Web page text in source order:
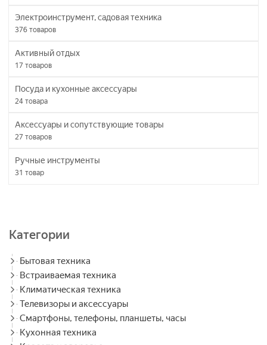
Электроинструмент, садовая техника
376 товаров
Активный отдых
17 товаров
Посуда и кухонные аксессуары
24 товара
Аксессуары и сопутствующие товары
27 товаров
Ручные инструменты
31 товар
Категории
Бытовая техника
Встраиваемая техника
Климатическая техника
Телевизоры и аксессуары
Смартфоны, телефоны, планшеты, часы
Кухонная техника